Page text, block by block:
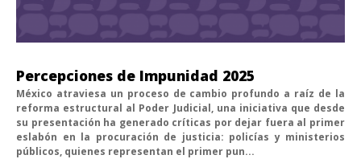
Percepciones de Impunidad 2025
México atraviesa un proceso de cambio profundo a raíz de la
reforma estructural al Poder Judicial, una iniciativa que desde
su presentación ha generado críticas por dejar fuera al primer
eslabón en la procuración de justicia: policías y ministerios
públicos, quienes representan el primer pun...